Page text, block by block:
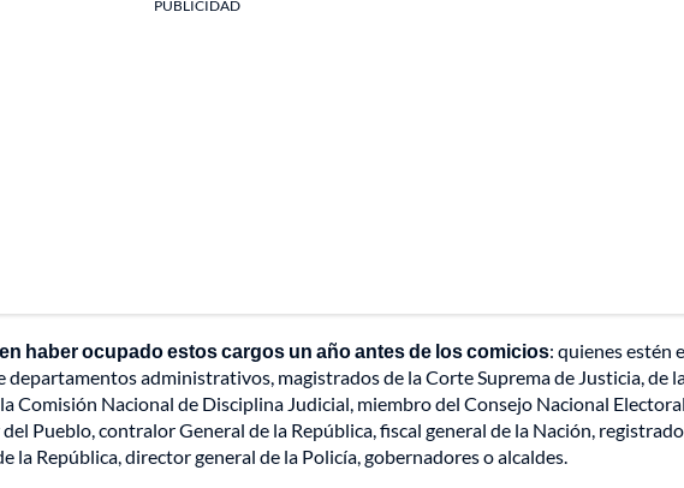
PUBLICIDAD
haber ocupado estos cargos un año antes de los comicios: quienes estén
administrativos, magistrados de la Corte Suprema de Justicia, de
Comisión Nacional de Disciplina Judicial, miembro del Consejo Nacional
Pueblo, contralor General de la República, fiscal general de la Nación,
la República, director general de la Policía, gobernadores o alcaldes.